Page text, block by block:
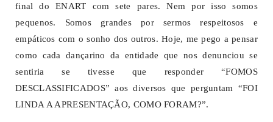
final do ENART com sete pares. Nem por isso somos
pequenos. Somos grandes por sermos respeitosos e
empáticos com o sonho dos outros. Hoje, me pego a pensar
como cada dançarino da entidade que nos denunciou se
sentiria se tivesse que responder “FOMOS
DESCLASSIFICADOS” aos diversos que perguntam “FOI
LINDA A APRESENTAÇÃO, COMO FORAM?”.